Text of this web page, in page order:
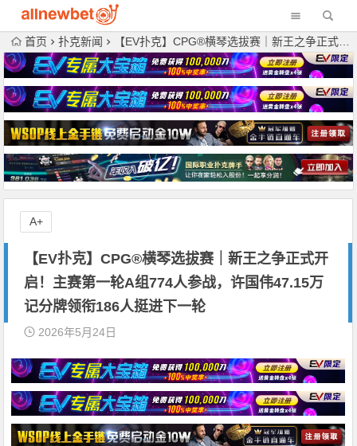
首页 扑克新闻 【EV扑克】CPG®横琴选拔赛｜新王之争正式开启！主赛第一轮A组774人参战，许国伟47.15万记分牌领衔186人挺进下一轮
【EV扑克】CPG®横琴选拔赛｜新王之争正式开
启！主赛第一轮A组774人参战，许国伟47.15万
记分牌领衔186人挺进下一轮
2026年5月24日
A+